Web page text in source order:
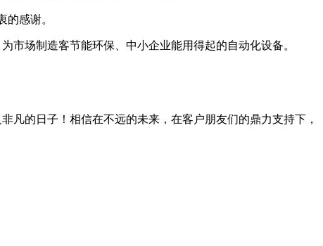
感谢。
市场制造客节能环保、中小企业能用得起的自动化设备。
凡的日子！相信在不远的未来，在客户朋友们的鼎力支持下，